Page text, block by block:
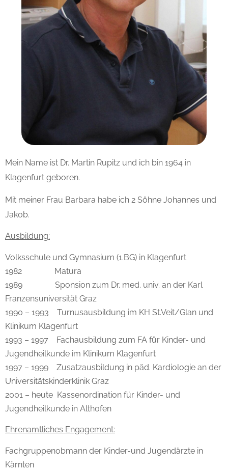
Mein Name ist Dr. Martin Rupitz und ich bin 1964 in
Klagenfurt geboren.
Mit meiner Frau Barbara habe ich 2 Söhne Johannes und
Jakob.
Ausbildung:
Volksschule und Gymnasium (1.BG) in Klagenfurt
1982 Matura
1989 Sponsion zum Dr. med. univ. an der Karl
Franzensuniversität Graz
1990 – 1993 Turnusausbildung im KH St.Veit/Glan und
Klinikum Klagenfurt
1993 – 1997 Fachausbildung zum FA für Kinder- und
Jugendheilkunde im Klinikum Klagenfurt
1997 – 1999 Zusatzausbildung in päd. Kardiologie an der
Universitätskinderklinik Graz
2001 – heute Kassenordination für Kinder- und
Jugendheilkunde in Althofen
Ehrenamtliches Engagement:
Fachgruppenobmann der Kinder-und Jugendärzte in
Kärnten